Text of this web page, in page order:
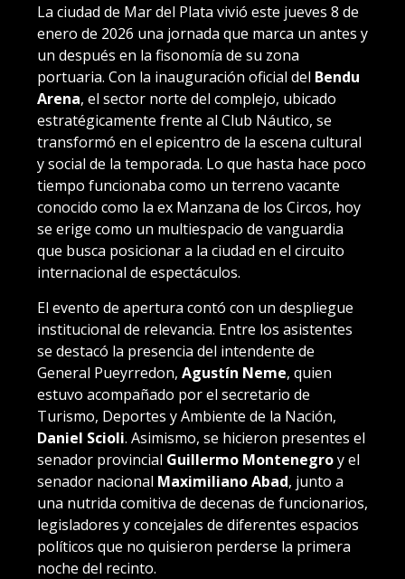
La ciudad de Mar del Plata vivió este jueves 8 de
enero de 2026 una jornada que marca un antes y
un después en la fisonomía de su zona
portuaria. Con la inauguración oficial del Bendu
Arena, el sector norte del complejo, ubicado
estratégicamente frente al Club Náutico, se
transformó en el epicentro de la escena cultural
y social de la temporada. Lo que hasta hace poco
tiempo funcionaba como un terreno vacante
conocido como la ex Manzana de los Circos, hoy
se erige como un multiespacio de vanguardia
que busca posicionar a la ciudad en el circuito
internacional de espectáculos.
El evento de apertura contó con un despliegue
institucional de relevancia. Entre los asistentes
se destacó la presencia del intendente de
General Pueyrredon, Agustín Neme, quien
estuvo acompañado por el secretario de
Turismo, Deportes y Ambiente de la Nación,
Daniel Scioli. Asimismo, se hicieron presentes el
senador provincial Guillermo Montenegroy el
senador nacional Maximiliano Abad, junto a
una nutrida comitiva de decenas de funcionarios,
legisladores y concejales de diferentes espacios
políticos que no quisieron perderse la primera
noche del recinto.